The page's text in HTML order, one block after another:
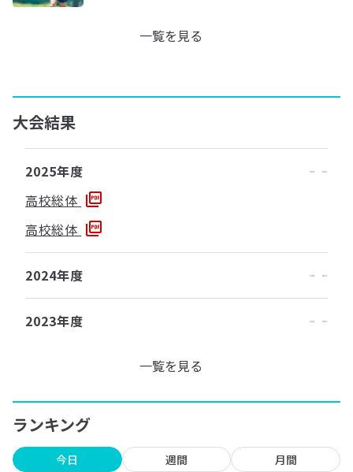
一覧を見る
大会結果
2025年度
高校総体
高校総体
2024年度
2023年度
一覧を見る
ランキング
今日 週間 月間